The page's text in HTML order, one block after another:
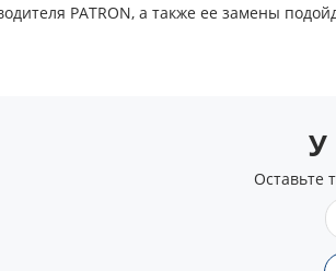
PATRON, а также ее замены
У
Оставьте